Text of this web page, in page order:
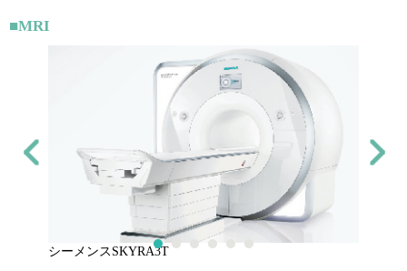
■MRI
シーメンスSKYRA3T